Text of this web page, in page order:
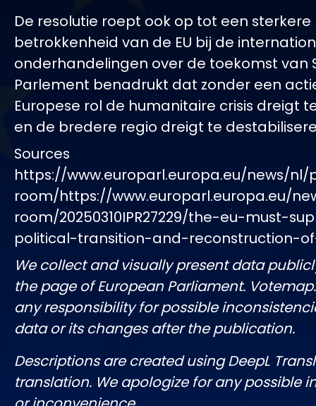
De resolutie roept ook op tot een sterkere
betrokkenheid van de EU bij de
onderhandelingen over de toekomst van
Parlement benadrukt dat zonder een
Europese rol de humanitaire crisis dreigt
en de bredere regio dreigt te
Sources
https://www.europarl.europa.eu/news/nl/
room/https://www.europarl.europa.eu/
room/20250310IPR27229/the-eu-must-
political-transition-and-reconstruction-
We collect and visually present data
the page of European Parliament.
any responsibility for possible
data or its changes after the publication.
Descriptions are created using DeepL
translation. We apologize for any possible